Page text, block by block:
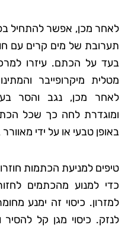
לאחר מכן, אפשר להתחיל
תערובת של מים קרים עם
בעד על הכתם. עיזרו
מטלית מיקרופייבר
לאחר מכן, נגב והסר
ומוגדרת לחה כך שכל
באופן טבעי או על ידי
טיפים למניעת הכתמות
כדי למנוע מהכתמים
למזרון. כיסוי זה ימנע
לנזק. כיסוי מגן קל